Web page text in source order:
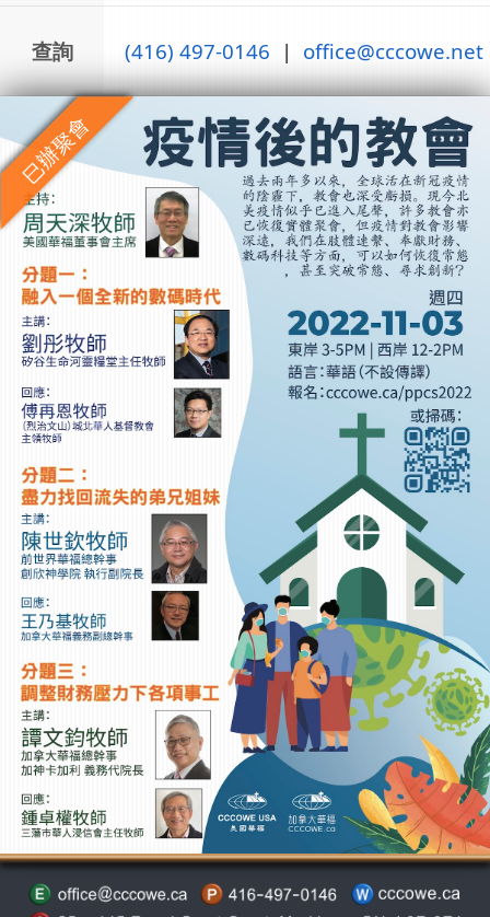
查詢 (416) 497-0146 | office@cccowe.net